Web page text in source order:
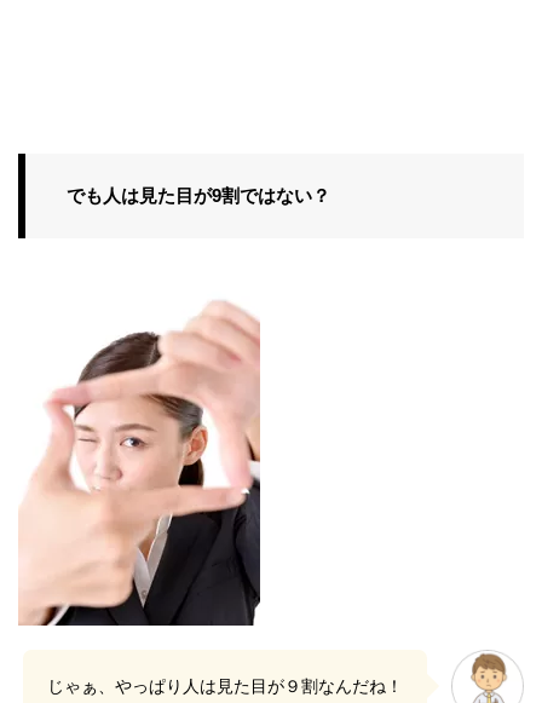
でも人は見た目が9割ではない？
じゃぁ、やっぱり人は見た目が９割なんだね！